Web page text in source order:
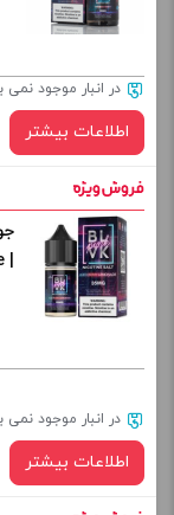
در انبار موجود نمی
اطلاعات بیشتر
در انبار موجود نمی
اطلاعات بیشتر